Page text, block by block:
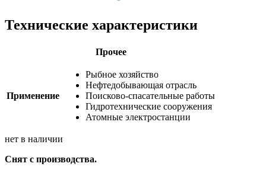
Технические характеристики
Прочее
Применение
Рыбное хозяйство
Нефтедобывающая отрасль
Поисково-спасательные работы
Гидротехнические сооружения
Атомные электростанции
нет в наличии
Снят с производства.